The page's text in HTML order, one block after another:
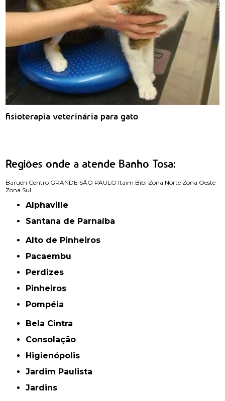
fisioterapia veterinária para gato
Regiões onde a atende Banho Tosa:
Barueri Centro GRANDE SÃO PAULO Itaim Bibi Zona Norte Zona Oeste
Zona Sul
Alphaville
Santana de Parnaíba
Alto de Pinheiros
Pacaembu
Perdizes
Pinheiros
Pompéia
Bela Cintra
Consolação
Higienópolis
Jardim Paulista
Jardins